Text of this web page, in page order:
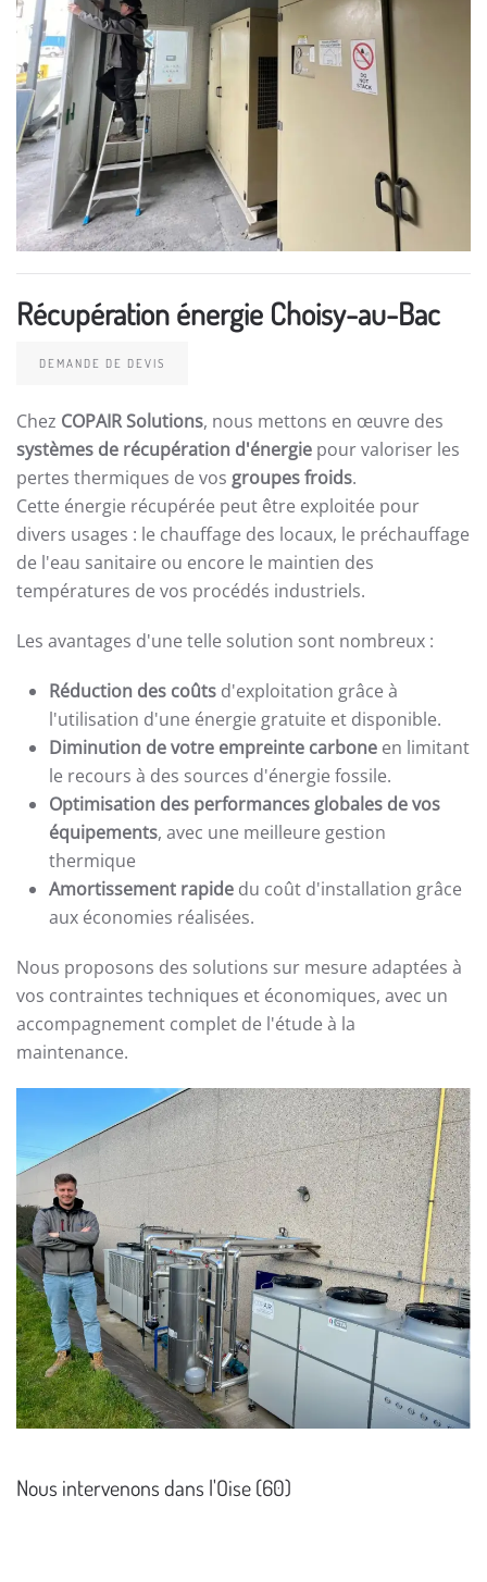
Récupération énergie Choisy-au-Bac
DEMANDE DE DEVIS
Chez COPAIR Solutions, nous mettons en œuvre des
systèmes de récupération d'énergie pour valoriser les
pertes thermiques de vos groupes froids.
Cette énergie récupérée peut être exploitée pour
divers usages : le chauffage des locaux, le préchauffage
de l'eau sanitaire ou encore le maintien des
températures de vos procédés industriels.
Les avantages d'une telle solution sont nombreux :
Réduction des coûts d'exploitation grâce à
l'utilisation d'une énergie gratuite et disponible.
Diminution de votre empreinte carbone en limitant
le recours à des sources d'énergie fossile.
Optimisation des performances globales de vos
équipements, avec une meilleure gestion
thermique
Amortissement rapide du coût d'installation grâce
aux économies réalisées.
Nous proposons des solutions sur mesure adaptées à
vos contraintes techniques et économiques, avec un
accompagnement complet de l'étude à la
maintenance.
Nous intervenons dans l'Oise (60)